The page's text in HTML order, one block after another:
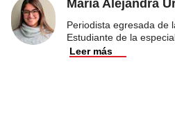
Maria Alejandra
Periodista egresada de
Estudiante de la
Leer más